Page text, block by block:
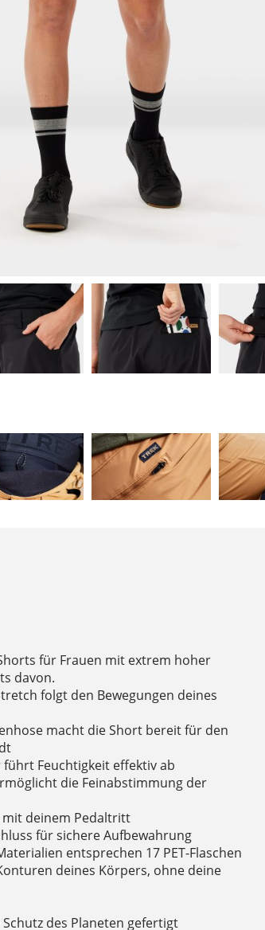
für Frauen mit extrem hoher
davon.
folgt den Bewegungen deines
macht die Short bereit für den
Feuchtigkeit effektiv ab
die Feinabstimmung der
mit deinem Pedaltritt
für sichere Aufbewahrung
entsprechen 17 PET-Flaschen
deines Körpers, ohne deine
des Planeten gefertigt